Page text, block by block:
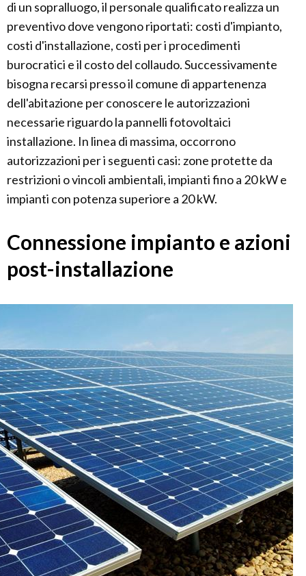
di un sopralluogo, il personale qualificato realizza un
preventivo dove vengono riportati: costi d'impianto,
costi d'installazione, costi per i procedimenti
burocratici e il costo del collaudo. Successivamente
bisogna recarsi presso il comune di appartenenza
dell'abitazione per conoscere le autorizzazioni
necessarie riguardo la pannelli fotovoltaici
installazione. In linea di massima, occorrono
autorizzazioni per i seguenti casi: zone protette da
restrizioni o vincoli ambientali, impianti fino a 20 kW e
impianti con potenza superiore a 20 kW.
Connessione impianto e azioni
post-installazione